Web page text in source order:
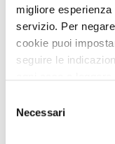
migliore
servizio. Per
cookie puoi
seguire le
delNecessari